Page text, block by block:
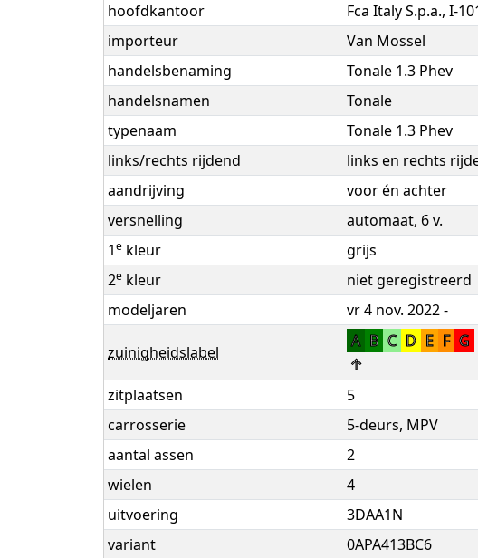
hoofdkantoor
Fca Italy S.p.a., I-
importeur
Van Mossel
handelsbenaming
Tonale 1.3 Phev
handelsnamen
Tonale
typenaam
Tonale 1.3 Phev
links/rechts rijdend
links en rechts
aandrijving
voor én achter
versnelling
automaat, 6 v.
1e kleur
grijs
2e kleur
niet geregistreerd
modeljaren
vr 4 nov. 2022 -
zuinigheidslabel
A B C D E F G
↑
zitplaatsen
5
carrosserie
5-deurs, MPV
aantal assen
2
wielen
4
uitvoering
3DAA1N
variant
0APA413BC6